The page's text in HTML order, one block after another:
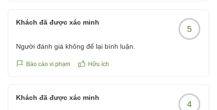
Khách đã được xác minh
5
Người đánh giá không để lại bình luận.
Báo cáo vi phạm Hữu ích
Khách đã được xác minh
4